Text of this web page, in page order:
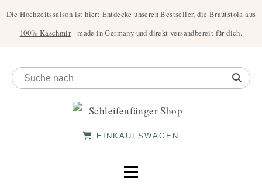
Die Hochzeitssaison ist hier: Entdecke unseren Bestseller,die Brautstola aus
100% Kaschmir- made in Germany und direkt versandbereit für dich.
EINKAUFSWAGEN